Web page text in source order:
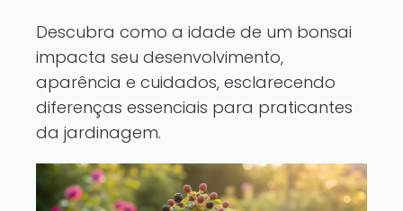
Descubra como a idade de um bonsai
impacta seu desenvolvimento,
aparência e cuidados, esclarecendo
diferenças essenciais para praticantes
da jardinagem.